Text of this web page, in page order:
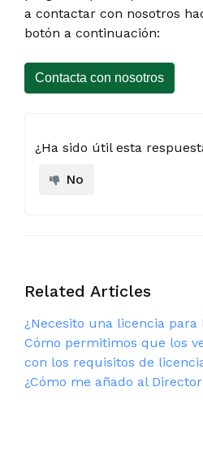
a contactar con nosotros
botón a continuación:
Contacta con nosotros
¿Ha sido útil esta
No
Related Articles
¿Necesito una licencia
Cómo permitimos que los
con los requisitos de
¿Cómo me añado al